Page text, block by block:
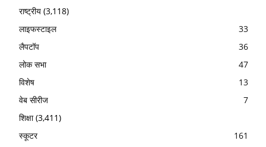
राष्ट्रीय (3,118)
लाइफस्टाइल
33
लैपटॉप
36
लोक सभा
47
विशेष
13
वेब सीरीज
7
शिक्षा(3,411)
स्कूटर
161